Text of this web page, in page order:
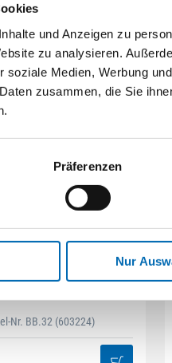
und Anzeigen zu
zu analysieren.
soziale Medien, Werbung
zusammen, die Sie
Präferenzen
Nur
Box 32-tlg Mix
Nr. BB.32 (603224)